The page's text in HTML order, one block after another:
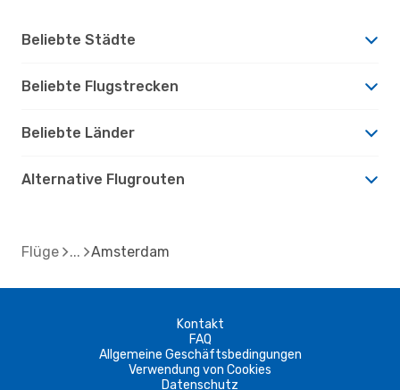
Beliebte Städte
Beliebte Flugstrecken
Beliebte Länder
Alternative Flugrouten
Flüge Amsterdam
Kontakt
FAQ
Allgemeine Geschäftsbedingungen
Verwendung von Cookies
Datenschutz